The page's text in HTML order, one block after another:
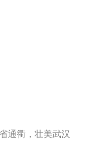
通衢，壮美武汉